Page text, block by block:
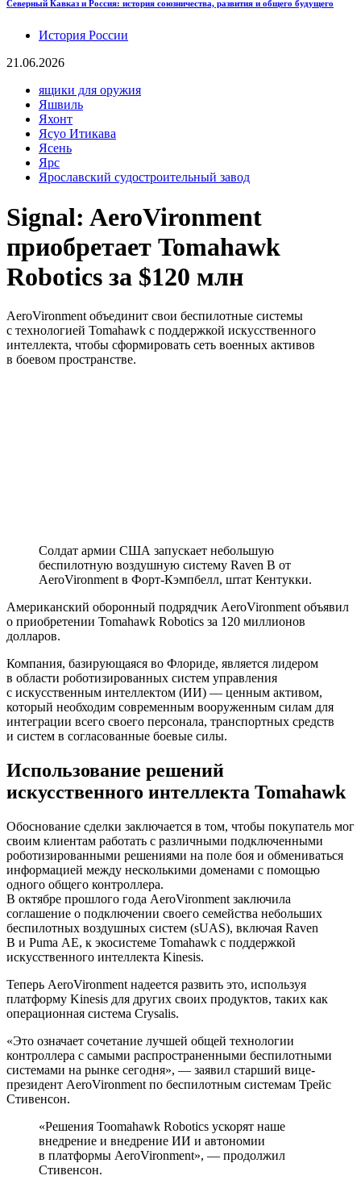
Северный Кавказ и Россия: история союзничества, развития и общего будущего
История России
21.06.2026
ящики для оружия
Яшвиль
Яхонт
Ясуо Итикава
Ясень
Ярс
Ярославский судостроительный завод
Signal: AeroVironment
приобретает Tomahawk
Robotics за $120 млн
AeroVironment объединит свои беспилотные системы
с технологией Tomahawk с поддержкой искусственного
интеллекта, чтобы сформировать сеть военных активов
в боевом пространстве.
Солдат армии США запускает небольшую
беспилотную воздушную систему Raven B от
AeroVironment в Форт-Кэмпбелл, штат Кентукки.
Американский оборонный подрядчик AeroVironment объявил
о приобретении Tomahawk Robotics за 120 миллионов
долларов.
Компания, базирующаяся во Флориде, является лидером
в области роботизированных систем управления
с искусственным интеллектом (ИИ) — ценным активом,
который необходим современным вооруженным силам для
интеграции всего своего персонала, транспортных средств
и систем в согласованные боевые силы.
Использование решений
искусственного интеллекта Tomahawk
Обоснование сделки заключается в том, чтобы покупатель мог
своим клиентам работать с различными подключенными
роботизированными решениями на поле боя и обмениваться
информацией между несколькими доменами с помощью
одного общего контроллера.
В октябре прошлого года AeroVironment заключила
соглашение о подключении своего семейства небольших
беспилотных воздушных систем (sUAS), включая Raven
B и Puma AE, к экосистеме Tomahawk с поддержкой
искусственного интеллекта Kinesis.
Теперь AeroVironment надеется развить это, используя
платформу Kinesis для других своих продуктов, таких как
операционная система Crysalis.
«Это означает сочетание лучшей общей технологии
контроллера с самыми распространенными беспилотными
системами на рынке сегодня», — заявил старший вице-
президент AeroVironment по беспилотным системам Трейс
Стивенсон.
«Решения Toomahawk Robotics ускорят наше
внедрение и внедрение ИИ и автономии
в платформы AeroVironment», — продолжил
Стивенсон.